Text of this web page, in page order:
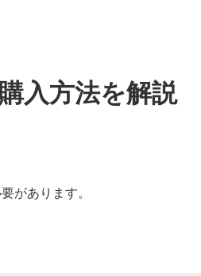
入方法を解説
があります。